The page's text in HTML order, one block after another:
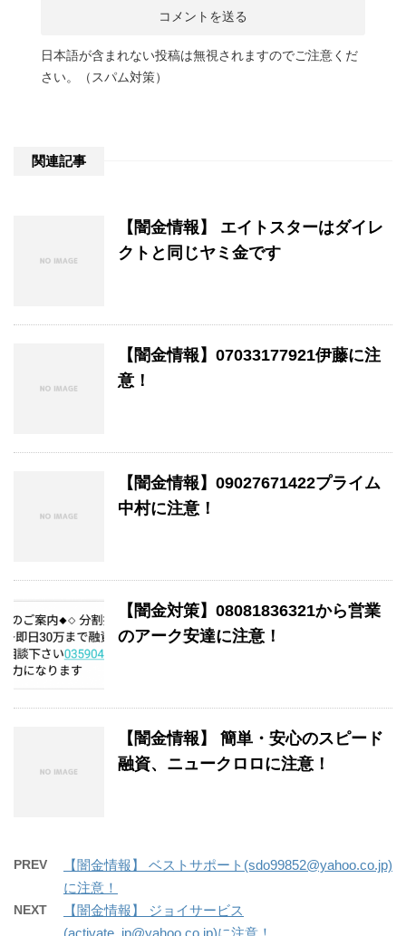
日本語が含まれない投稿は無視されますのでご注意くだ
さい。（スパム対策）
関連記事
【闇金情報】 エイトスターはダイレ
クトと同じヤミ金です
【闇金情報】07033177921伊藤に注
意！
【闇金情報】09027671422プライム
中村に注意！
【闇金対策】08081836321から営業
のアーク安達に注意！
【闇金情報】 簡単・安心のスピード
融資、ニュークロロに注意！
PREV
【闇金情報】 ベストサポート(sdo99852@yahoo.co.jp)
に注意！
NEXT
【闇金情報】 ジョイサービス
(activate_jp@yahoo.co.jp)に注意！